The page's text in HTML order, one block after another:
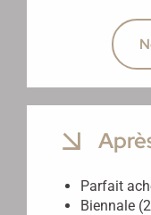
Parfait
Biennale